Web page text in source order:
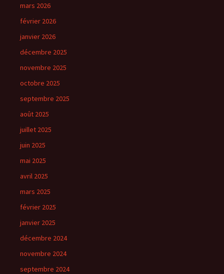
mars 2026
février 2026
janvier 2026
décembre 2025
novembre 2025
octobre 2025
septembre 2025
août 2025
juillet 2025
juin 2025
mai 2025
avril 2025
mars 2025
février 2025
janvier 2025
décembre 2024
novembre 2024
septembre 2024